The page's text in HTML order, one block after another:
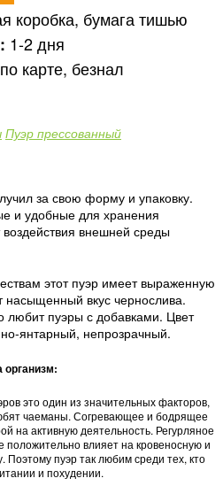
коробка, бумага тишью
1-2 дня
карте, безнал
Пуэр прессованный
за свою форму и упаковку.
и удобные для хранения
внешней среды
этот пуэр имеет выраженную
насыщенный вкус чернослива.
любит пуэры с добавками. Цвет
янтарный, непрозрачный.
это один из значительных факторов,
чаеманы. Согревающее и бодрящее
на активную деятельность. Регурляное
положительно влияет на кровеносную и
Поэтому пуэр так любим среди тех, кто
и похудении.